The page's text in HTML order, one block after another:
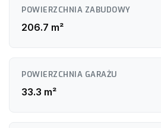
POWIERZCHNIA ZABUDOWY
206.7 m²
POWIERZCHNIA GARAŻU
33.3 m²